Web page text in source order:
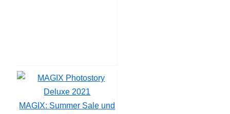
MAGIX: Summer Sale und